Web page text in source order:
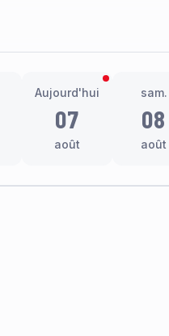
Aujourd'hui
07
août
sam.
08
août